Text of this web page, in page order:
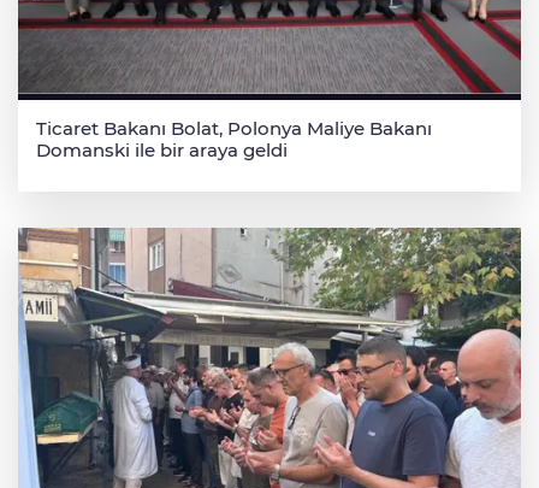
Ticaret Bakanı Bolat, Polonya Maliye Bakanı
Domanski ile bir araya geldi